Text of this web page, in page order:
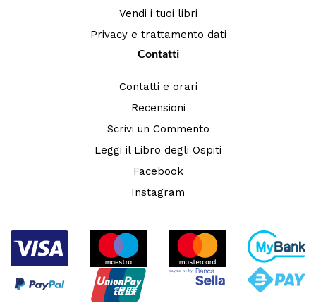
Vendi i tuoi libri
Privacy e trattamento dati
Contatti
Contatti e orari
Recensioni
Scrivi un Commento
Leggi il Libro degli Ospiti
Facebook
Instagram